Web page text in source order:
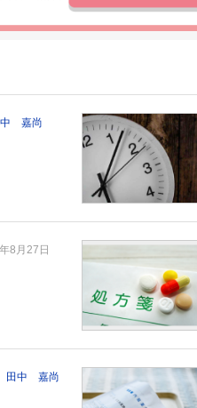
中 嘉尚
8月27日
田中 嘉尚